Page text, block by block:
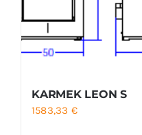
KARMEK LEON S
1583,33 €